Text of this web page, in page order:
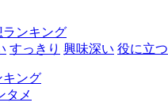
ンキング
すっきり 興味深い 役に立つ
キング
タメ